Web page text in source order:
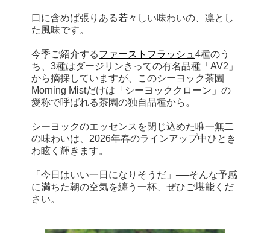
口に含めば張りある若々しい味わいの、凛とし
た風味です。
今季ご紹介するファーストフラッシュ 4種のう
ち、3種はダージリンきっての有名品種「AV2」
から摘採していますが、このシーヨック茶園
Morning Mistだけは「シーヨッククローン」の
愛称で呼ばれる茶園の独自品種から。
シーヨックのエッセンスを閉じ込めた唯一無二
の味わいは、2026年春のラインアップ中ひとき
わ眩く輝きます。
「今日はいい一日になりそうだ」──そんな予感
に満ちた朝の空気を纏う一杯、ぜひご堪能くだ
さい。